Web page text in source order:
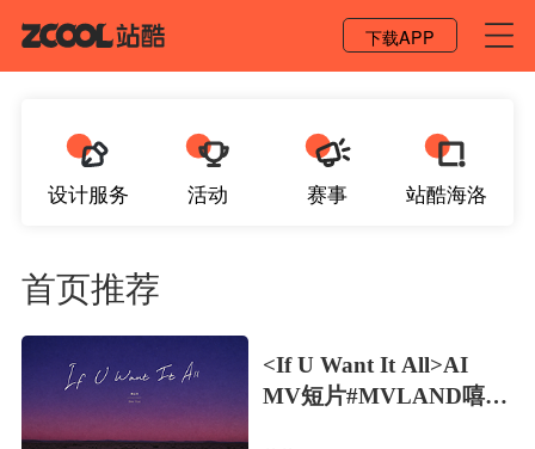
下载APP
设计服务 活动 赛事 站酷海洛
首页推荐
<If U Want It All>AI
MV短片#MVLAND嘻哈